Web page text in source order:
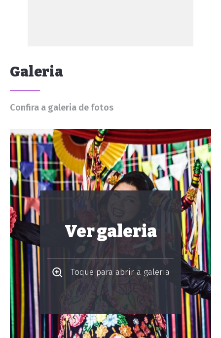
Galeria
Confira a galeria de fotos
Ver galeria
Toque para abrir a galeria